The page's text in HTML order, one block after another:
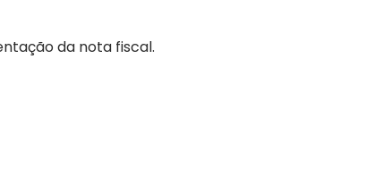
da nota fiscal.